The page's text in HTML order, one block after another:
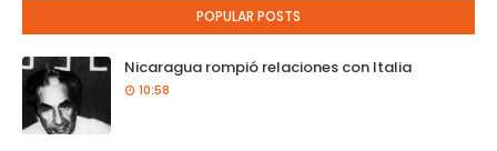
POPULAR POSTS
Nicaragua rompió relaciones con Italia
10:58